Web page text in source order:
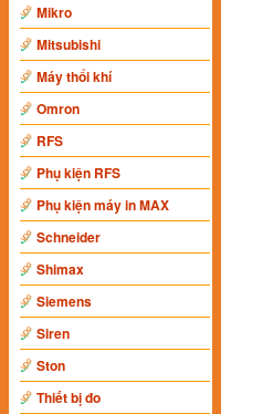
Mikro
Mitsubishi
Máy thổi khí
Omron
RFS
Phụ kiện RFS
Phụ kiện máy in MAX
Schneider
Shimax
Siemens
Siren
Ston
Thiết bị đo